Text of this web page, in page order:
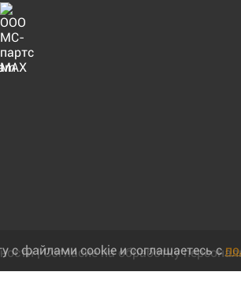
|Согласие на обработку
с файлами cookie и соглашаетесь с